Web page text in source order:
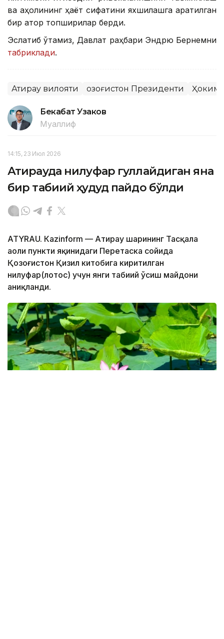
ва аҳолининг ҳаёт сифатини яхшилашга қаратилган
бир қатор топшириқлар берди.
Эслатиб ўтамиз, Давлат раҳбари Эндрю Бернемни
табриклади.
Атирау вилояти Қозоғистон Президенти Ҳоким
Бекабат Узаков
Муаллиф
14:15, 23 Июл 2026
Атирауда нилуфар гуллайдиган яна
бир табиий ҳудуд пайдо бўлди
АТYRAU. Кazinform — Атирау шаҳрининг Тасқала
аҳоли пункти яқинидаги Перетаска сойида
Қозоғистон Қизил китобига киритилган
нилуфар(лотос) учун янги табиий ўсиш майдони
аниқланди.